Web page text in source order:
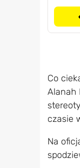
Co
Alanah
czasie
Na